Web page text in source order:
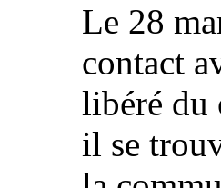
Le 28
contact
libéré du
il se